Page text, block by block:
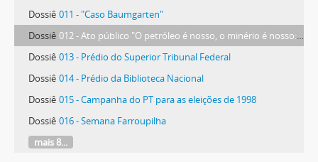
Dossiê 011 - "Caso Baumgarten"
Dossiê 012 - Ato público "O petróleo é nosso, o minério é nosso: são bem do povo brasileiro "Não aos contratos de risco"
Dossiê 013 - Prédio do Superior Tribunal Federal
Dossiê 014 - Prédio da Biblioteca Nacional
Dossiê 015 - Campanha do PT para as eleições de 1998
Dossiê 016 - Semana Farroupilha
mais 8...